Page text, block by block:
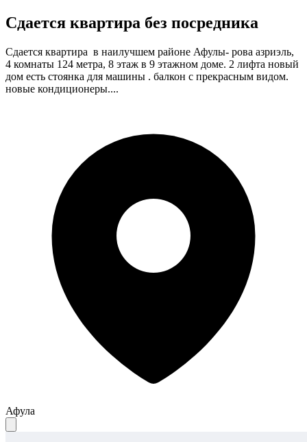
Сдается квартира без посредника
Сдается квартира в наилучшем районе Афулы- рова азриэль,
4 комнаты 124 метра, 8 этаж в 9 этажном доме. 2 лифта новый
дом есть стоянка для машины . балкон с прекрасным видом.
новые кондиционеры....
Афула